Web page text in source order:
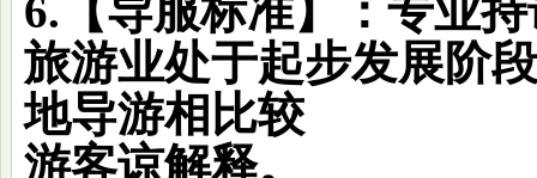
6.【导服标准】：专业
旅游业处于起步发展阶
地导游相比较
游客谅解释。